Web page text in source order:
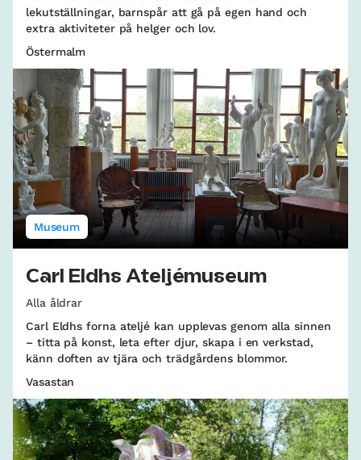
lekutställningar, barnspår att gå på egen hand och
extra aktiviteter på helger och lov.
Östermalm
Museum
Carl Eldhs Ateljémuseum
Alla åldrar
Carl Eldhs forna ateljé kan upplevas genom alla sinnen
– titta på konst, leta efter djur, skapa i en verkstad,
känn doften av tjära och trädgårdens blommor.
Vasastan